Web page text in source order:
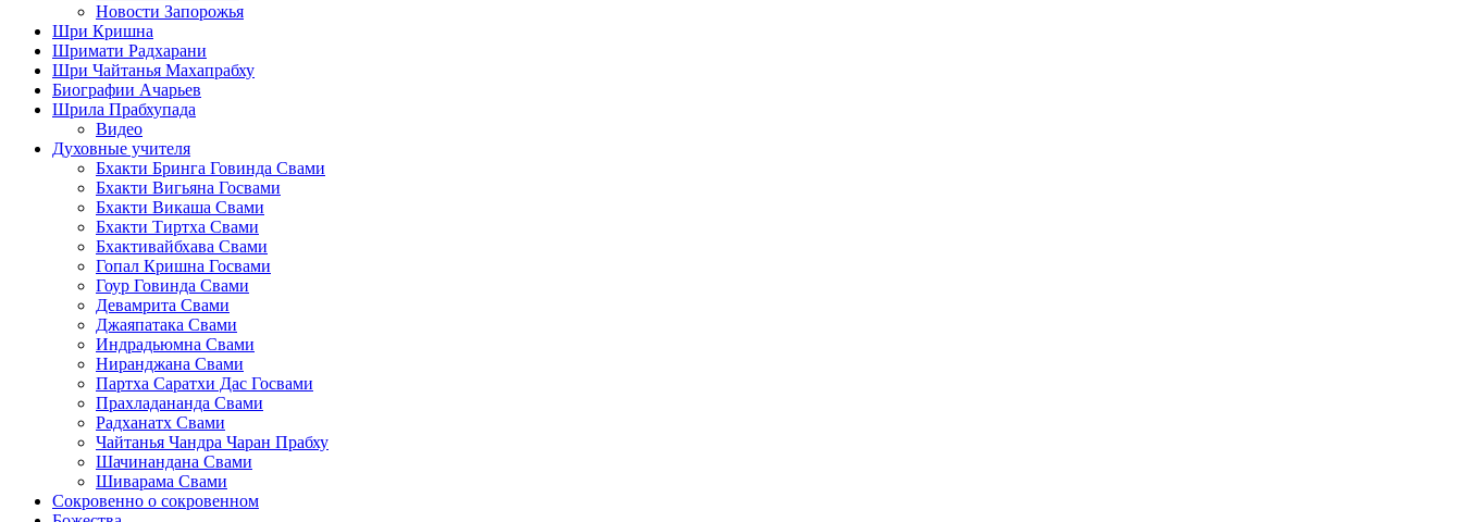
Новости Запорожья
Шри Кришна
Шримати Радхарани
Шри Чайтанья Махапрабху
Биографии Ачарьев
Шрила Прабхупада
Видео
Духовные учителя
Бхакти Бринга Говинда Свами
Бхакти Вигьяна Госвами
Бхакти Викаша Свами
Бхакти Тиртха Свами
Бхактивайбхава Свами
Гопал Кришна Госвами
Гоур Говинда Свами
Девамрита Свами
Джаяпатака Свами
Индрадьюмна Свами
Ниранджана Свами
Партха Саратхи Дас Госвами
Прахладананда Свами
Радханатх Свами
Чайтанья Чандра Чаран Прабху
Шачинандана Свами
Шиварама Свами
Сокровенно о сокровенном